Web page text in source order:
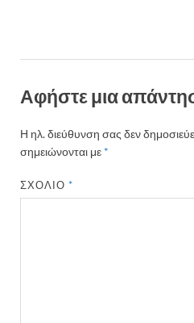
Αφήστε μια
Η ηλ. διεύθυνση σας δεν
σημειώνονται με *
ΣΧΌΛΙΟ*